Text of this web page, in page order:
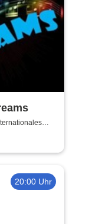
20:00 Uhr